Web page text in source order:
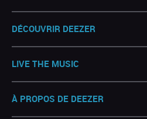
DÉCOUVRIR DEEZER
LIVE THE MUSIC
À PROPOS DE DEEZER